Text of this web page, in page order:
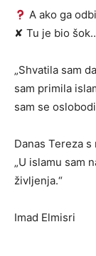
A ako ga
✘ Tu je bio
„Shvatila sam
sam primila
sam se
Danas Tereza
„U islamu sam
življenja.“
Imad Elmisri